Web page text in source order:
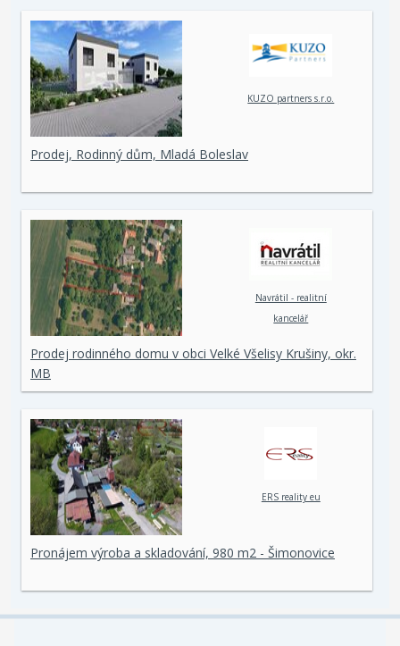
KUZO partners s.r.o.
Prodej, Rodinný dům, Mladá Boleslav
Navrátil - realitní
kancelář
Prodej rodinného domu v obci Velké Všelisy Krušiny, okr.
MB
ERS reality eu
Pronájem výroba a skladování, 980 m2 - Šimonovice